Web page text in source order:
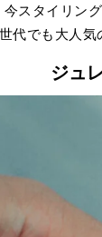
スタイリン
代でも大人気
ジュ